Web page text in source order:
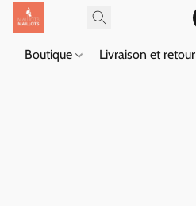
Boutique Livraison et retour